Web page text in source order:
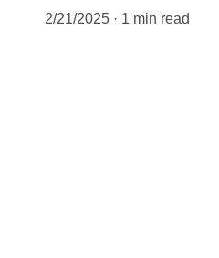
2/21/2025 1 min read